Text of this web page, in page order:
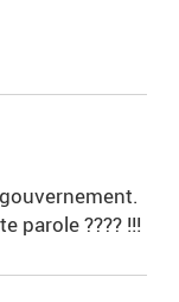
parole ???? !!!